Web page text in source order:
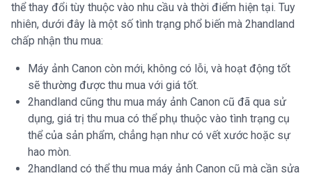
thể thay đổi tùy thuộc vào nhu cầu và thời điểm hiện tại. Tuy
nhiên, dưới đây là một số tình trạng phổ biến mà 2handland
chấp nhận thu mua:
Máy ảnh Canon còn mới, không có lỗi, và hoạt động tốt
sẽ thường được thu mua với giá tốt.
2handland cũng thu mua máy ảnh Canon cũ đã qua sử
dụng, giá trị thu mua có thể phụ thuộc vào tình trạng cụ
thể của sản phẩm, chẳng hạn như có vết xước hoặc sự
hao mòn.
2handland có thể thu mua máy ảnh Canon cũ mà cần sửa